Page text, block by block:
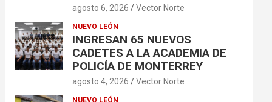
agosto 6, 2026 Vector Norte
NUEVO LEÓN
INGRESAN 65 NUEVOS
CADETES A LA ACADEMIA DE
POLICÍA DE MONTERREY
agosto 4, 2026 Vector Norte
NUEVO LEÓN